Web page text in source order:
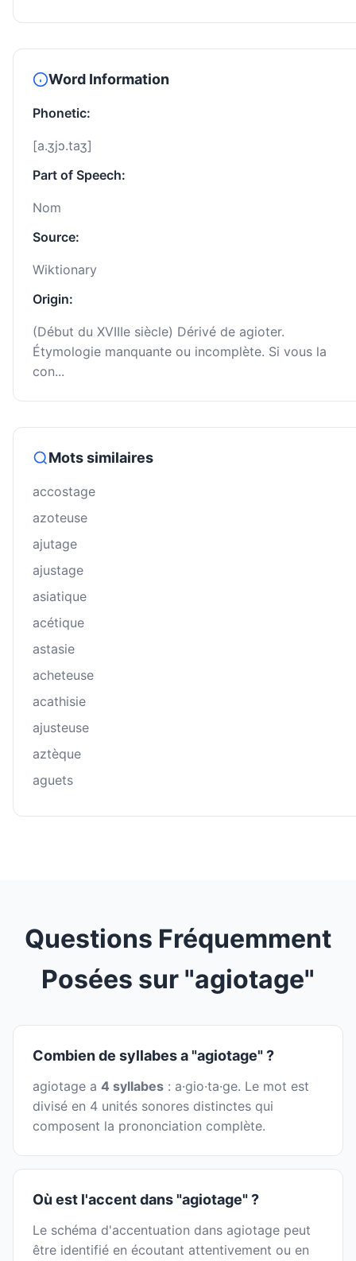
Word Information
Phonetic:
[a.ʒjɔ.taʒ]
Part of Speech:
Nom
Source:
Wiktionary
Origin:
(Début du XVIIIe siècle) Dérivé de agioter.
Étymologie manquante ou incomplète. Si vous la
con...
Mots similaires
accostage
azoteuse
ajutage
ajustage
asiatique
acétique
astasie
acheteuse
acathisie
ajusteuse
aztèque
aguets
Questions Fréquemment
Posées sur "agiotage"
Combien de syllabes a "agiotage" ?
agiotage a 4 syllabes : a·gio·ta·ge. Le mot est
divisé en 4 unités sonores distinctes qui
composent la prononciation complète.
Où est l'accent dans "agiotage" ?
Le schéma d'accentuation dans agiotage peut
être identifié en écoutant attentivement ou en